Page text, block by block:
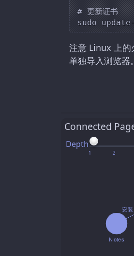
# 更新证书
注意 Linux 上的
单独导入浏览器。
Connected
Depth